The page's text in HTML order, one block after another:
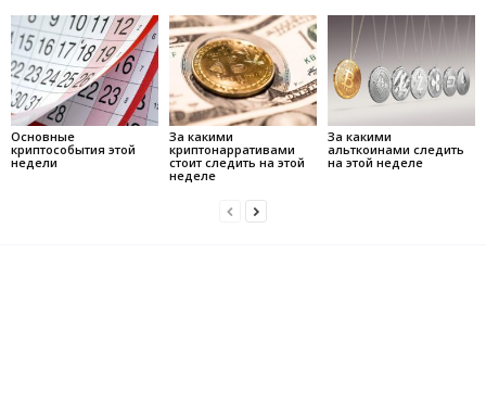
Основные
криптособытия этой
недели
За какими
криптонарративами
стоит следить на этой
неделе
За какими
альткоинами следить
на этой неделе